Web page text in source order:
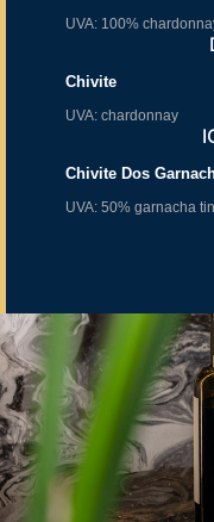
UVA: 100%
Chivite
UVA: chardonnay
Chivite Dos
UVA: 50% garnacha